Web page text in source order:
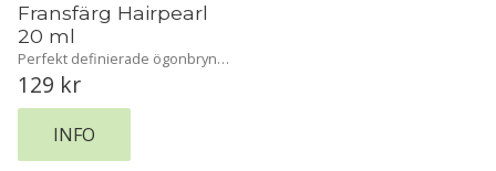
Fransfärg Hairpearl
20 ml
Perfekt definierade ögonbryn
och långvariga dramatiska
resultat med Hairpearl
129 kr
INFO